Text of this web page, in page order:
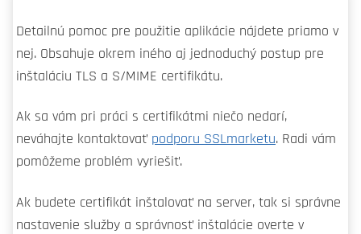
Detailnú pomoc pre použitie aplikácie nájdete priamo v
nej. Obsahuje okrem iného aj jednoduchý postup pre
inštaláciu TLS a S/MIME certifikátu.
Ak sa vám pri práci s certifikátmi niečo nedarí,
neváhajte kontaktovať podporu SSLmarketu. Radi vám
pomôžeme problém vyriešiť.
Ak budete certifikát inštalovať na server, tak si správne
nastavenie služby a správnosť inštalácie overte v